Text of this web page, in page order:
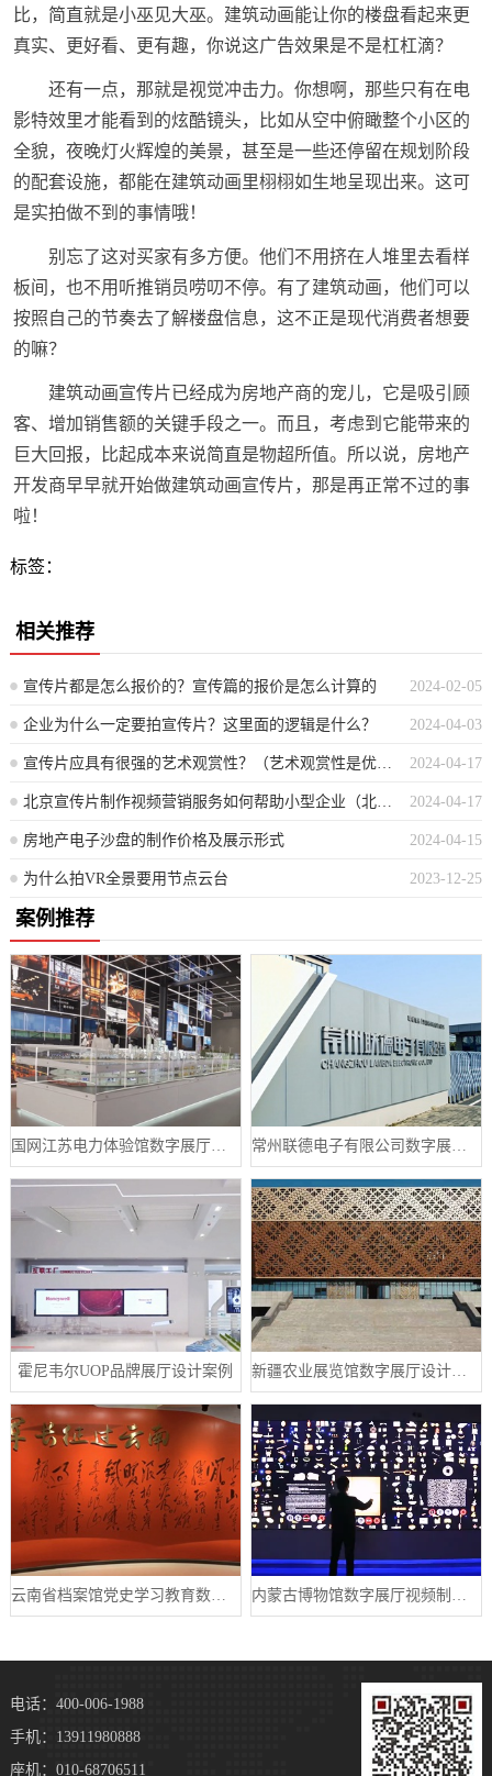
比，简直就是小巫见大巫。建筑动画能让你的楼盘看起来更
真实、更好看、更有趣，你说这广告效果是不是杠杠滴？
还有一点，那就是视觉冲击力。你想啊，那些只有在电
影特效里才能看到的炫酷镜头，比如从空中俯瞰整个小区的
全貌，夜晚灯火辉煌的美景，甚至是一些还停留在规划阶段
的配套设施，都能在建筑动画里栩栩如生地呈现出来。这可
是实拍做不到的事情哦！
别忘了这对买家有多方便。他们不用挤在人堆里去看样
板间，也不用听推销员唠叨不停。有了建筑动画，他们可以
按照自己的节奏去了解楼盘信息，这不正是现代消费者想要
的嘛？
建筑动画宣传片已经成为房地产商的宠儿，它是吸引顾
客、增加销售额的关键手段之一。而且，考虑到它能带来的
巨大回报，比起成本来说简直是物超所值。所以说，房地产
开发商早早就开始做建筑动画宣传片，那是再正常不过的事
啦！
标签：
相关推荐
2024-02-05
宣传片都是怎么报价的？宣传篇的报价是怎么计算的
2024-04-03
企业为什么一定要拍宣传片？这里面的逻辑是什么？
2024-04-17
宣传片应具有很强的艺术观赏性？（艺术观赏性是优秀宣传片的关键要素）
2024-04-17
北京宣传片制作视频营销服务如何帮助小型企业（北京视频营销服务助力小微企业发展）
2024-04-15
房地产电子沙盘的制作价格及展示形式
2023-12-25
为什么拍VR全景要用节点云台
案例推荐
国网江苏电力体验馆数字展厅案例 常州联德电子有限公司数字展厅设计案例
霍尼韦尔UOP品牌展厅设计案例
云南省档案馆党史学习教育数字展厅案例 内蒙古博物馆数字展厅视频制作宣传片案例
电话：400-006-1988
手机：13911980888
座机：010-68706511